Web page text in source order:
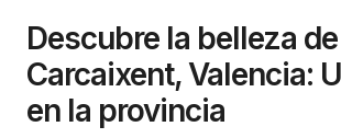
Descubre la belleza de
Carcaixent, Valencia:
en la provincia